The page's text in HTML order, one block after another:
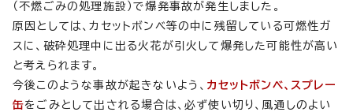
（不燃ごみの処理施設）で爆発事故が発生しました。
原因としては、カセットボンベ等の中に残留している可燃性ガ
スに、破砕処理中に出る火花が引火して爆発した可能性が高い
と考えられます。
今後このような事故が起きないよう、 カセットボンベ、スプレー
缶をごみとして出される場合は、必ず使い切り、風通しのよい